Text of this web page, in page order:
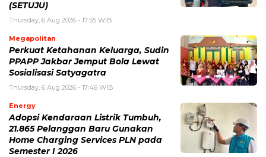
(SETUJU)
Thursday, 6 Aug 2026 - 17:55 WIB
Megapolitan
Perkuat Ketahanan Keluarga, Sudin
PPAPP Jakbar Jemput Bola Lewat
Sosialisasi Satyagatra
Thursday, 6 Aug 2026 - 17:46 WIB
Energy
Adopsi Kendaraan Listrik Tumbuh,
21.865 Pelanggan Baru Gunakan
Home Charging Services PLN pada
Semester I 2026